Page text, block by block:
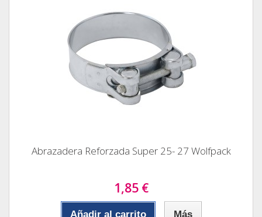
Abrazadera Reforzada Super 25- 27 Wolfpack
1,85 €
Añadir al carrito Más